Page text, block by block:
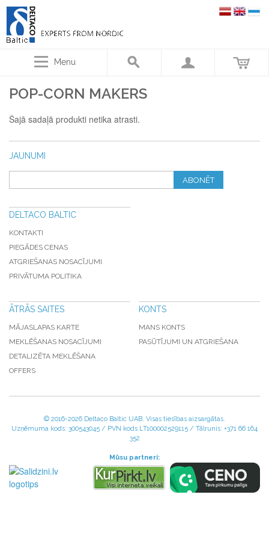
Menu
POP-CORN MAKERS
Šajā sadaļā produkti netika atrasti.
JAUNUMI
ABONĒT
DELTACO BALTIC
KONTAKTI
PIEGĀDES CENAS
ATGRIEŠANAS NOSACĪJUMI
PRIVĀTUMA POLITIKA
ĀTRĀS SAITES
MĀJASLAPAS KARTE
MEKLĒŠANAS NOSACĪJUMI
DETALIZĒTA MEKLĒŠANA
OFFERS
KONTS
MANS KONTS
PASŪTĪJUMI UN ATGRIEŠANA
© 2016-2026 Deltaco Baltic UAB. Visas tiesības aizsargātas.
Uzņēmuma kods: 300543045 / PVN kods LT100002529115 / Tālrunis: +371 66 164
352
Mūsu partneri: